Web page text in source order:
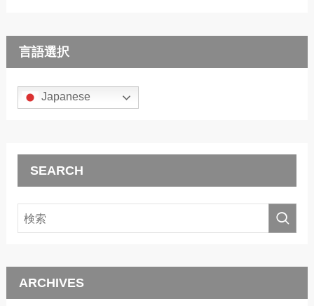
言語選択
Japanese
SEARCH
ARCHIVES